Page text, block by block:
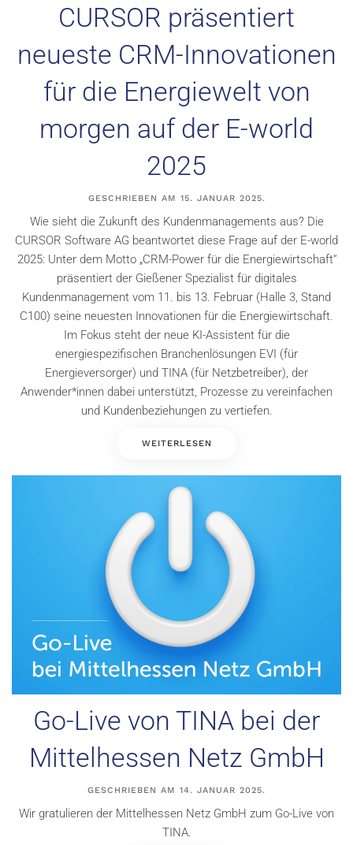
CURSOR präsentiert
neueste CRM-Innovationen
für die Energiewelt von
morgen auf der E-world
2025
GESCHRIEBEN AM 15. JANUAR 2025.
Wie sieht die Zukunft des Kundenmanagements aus? Die
CURSOR Software AG beantwortet diese Frage auf der E-world
2025: Unter dem Motto „CRM-Power für die Energiewirtschaft“
präsentiert der Gießener Spezialist für digitales
Kundenmanagement vom 11. bis 13. Februar (Halle 3, Stand
C100) seine neuesten Innovationen für die Energiewirtschaft.
Im Fokus steht der neue KI-Assistent für die
energiespezifischen Branchenlösungen EVI (für
Energieversorger) und TINA (für Netzbetreiber), der
Anwender*innen dabei unterstützt, Prozesse zu vereinfachen
und Kundenbeziehungen zu vertiefen.
WEITERLESEN
Go-Live von TINA bei der
Mittelhessen Netz GmbH
GESCHRIEBEN AM 14. JANUAR 2025.
Wir gratulieren der Mittelhessen Netz GmbH zum Go-Live von
TINA.